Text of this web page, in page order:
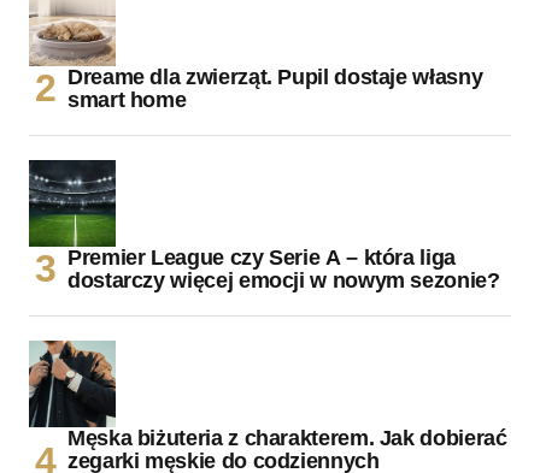
Dreame dla zwierząt. Pupil dostaje własny
smart home
Premier League czy Serie A – która liga
dostarczy więcej emocji w nowym sezonie?
Męska biżuteria z charakterem. Jak dobierać
zegarki męskie do codziennych